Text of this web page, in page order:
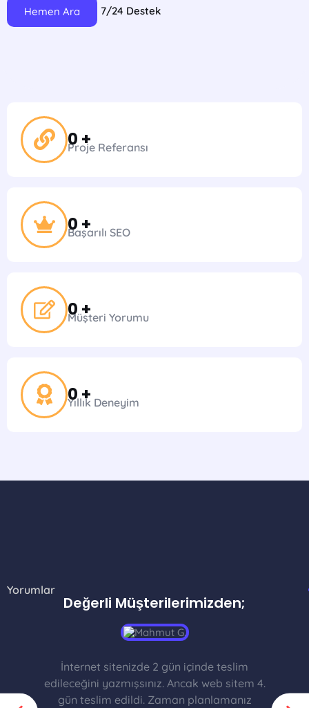
Hemen Ara 7/24 Destek
Proje Referansı
0 +
Başarılı SEO
0 +
Müşteri Yorumu
0 +
Yıllık Deneyim
0 +
Yorumlar
Değerli Müşterilerimizden;
İnternet sitenizde 2 gün içinde teslim
edileceğini yazmışsınız. Ancak web sitem 4.
gün teslim edildi. Zaman planlamanız